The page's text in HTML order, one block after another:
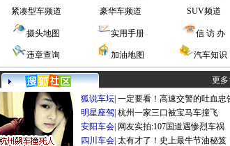
紧凑型车频道
豪华车频道 SUV频道
摄头地图 实用手册 信 访 办
违章查询 加油地图 汽车知识
更多
狐说车坛 一定要看！高速交警的吐血忠
明星座驾 杭州一家三口被宝马车撞飞
安阳车会 网友实拍:107国道遇惨烈车祸
四川车会 太有才了！史上最牛节油秘笈